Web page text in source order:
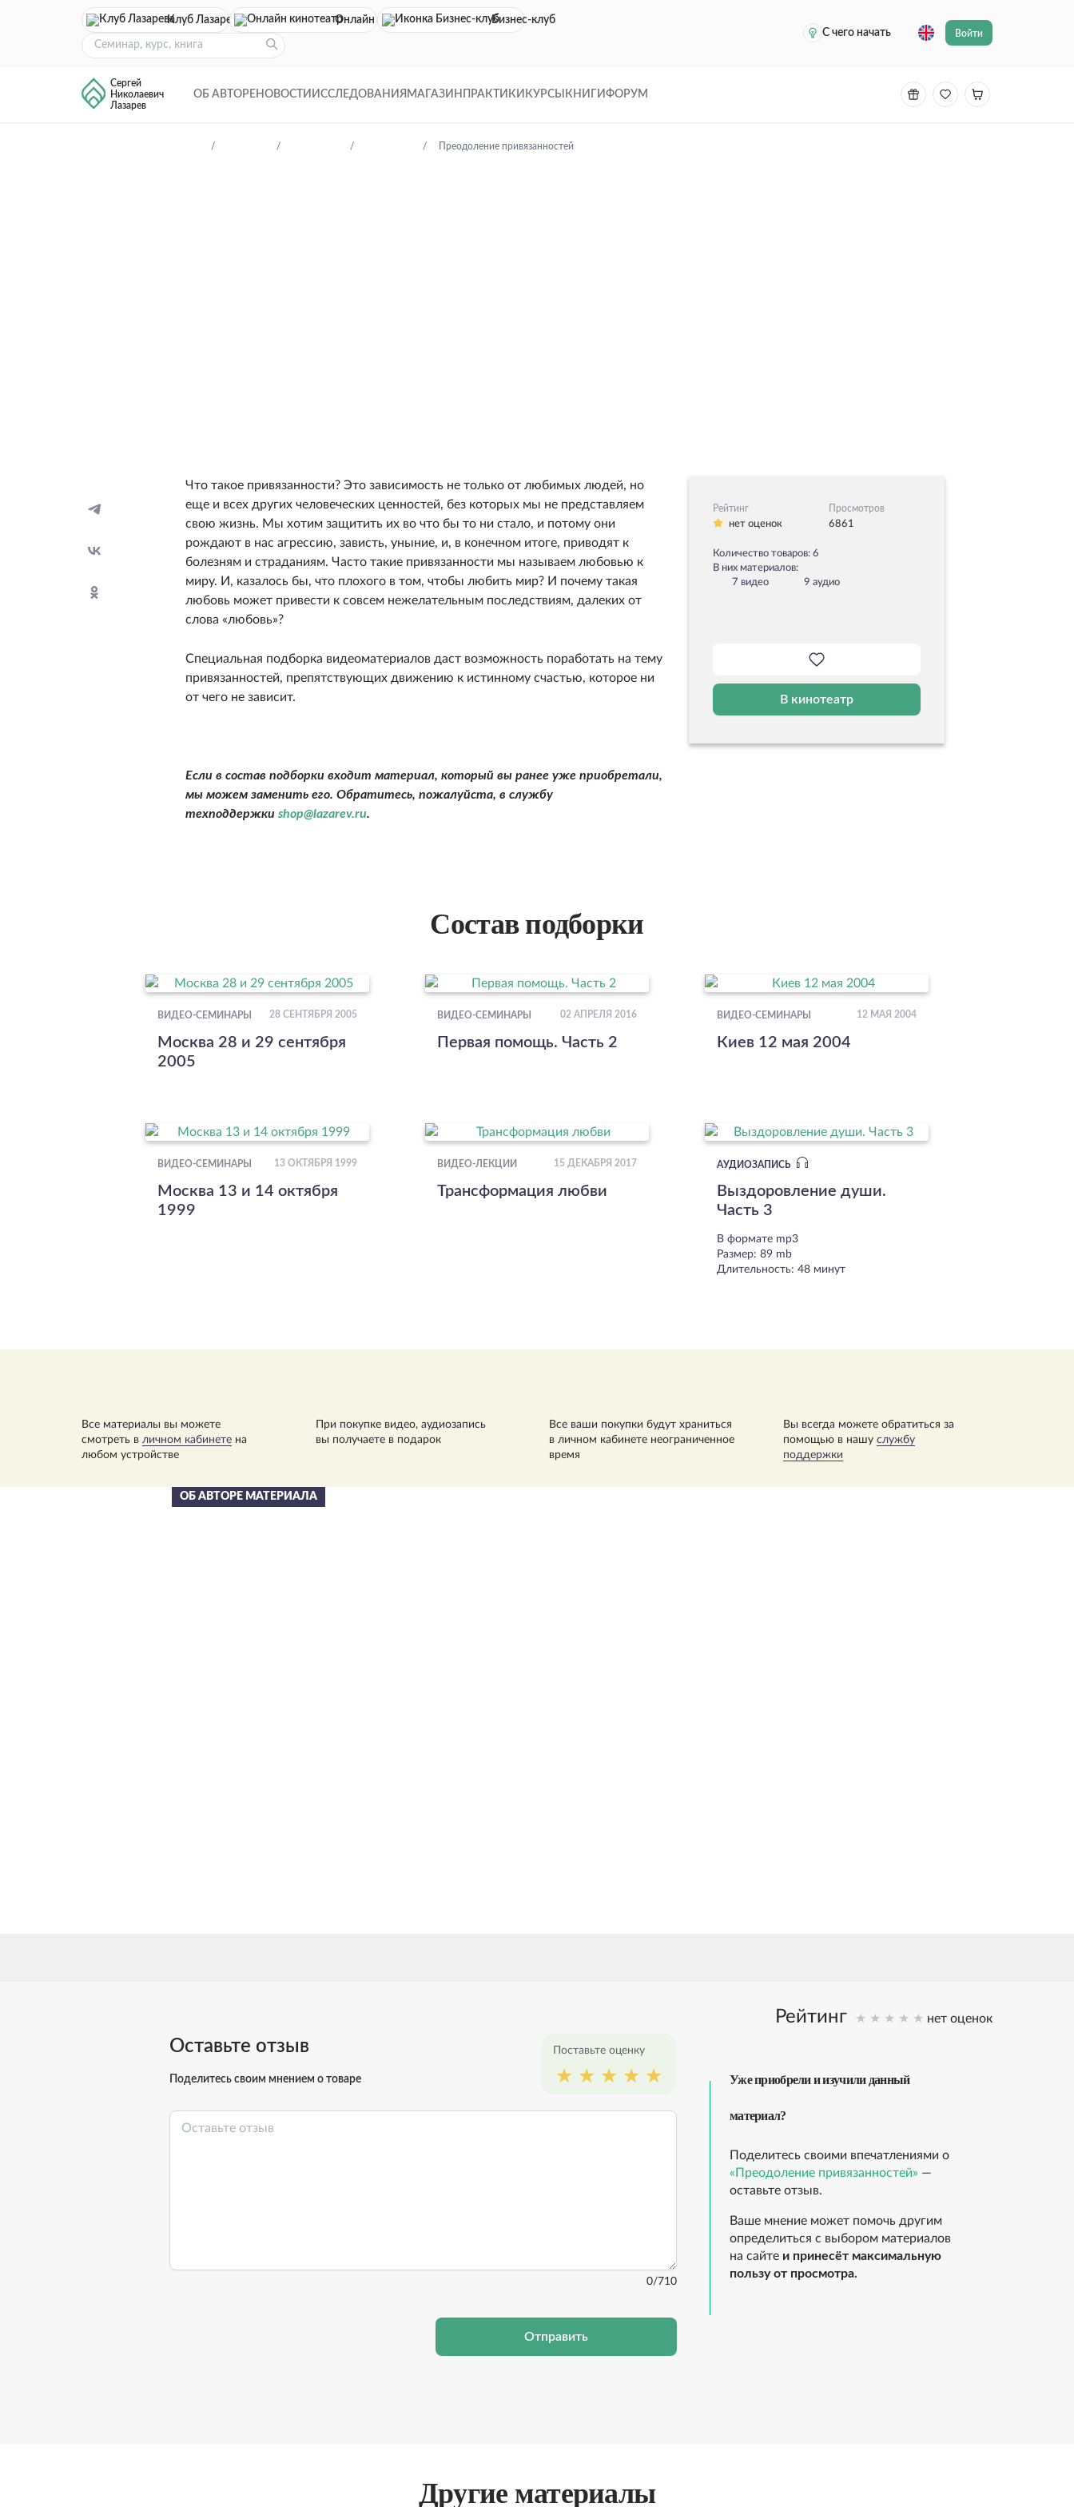
Клуб Лазарева Онлайн кинотеатр
Бизнес-клуб
С чего начать
Войти
Сергей
Николаевич
Лазарев
ОБ АВТОРЕ НОВОСТИ ИССЛЕДОВАНИЯ МАГАЗИН ПРАКТИКИ КУРСЫ КНИГИ ФОРУМ
Преодоление привязанностей
Рейтинг
нет оценок
Просмотров
6861
Количество товаров: 6
В них материалов:
7 видео
9 аудио
В кинотеатр
Что такое привязанности? Это зависимость не только от любимых людей, но
еще и всех других человеческих ценностей, без которых мы не представляем
свою жизнь. Мы хотим защитить их во что бы то ни стало, и потому они
рождают в нас агрессию, зависть, уныние, и, в конечном итоге, приводят к
болезням и страданиям. Часто такие привязанности мы называем любовью к
миру. И, казалось бы, что плохого в том, чтобы любить мир? И почему такая
любовь может привести к совсем нежелательным последствиям, далеких от
слова «любовь»?
Специальная подборка видеоматериалов даст возможность поработать на тему
привязанностей, препятствующих движению к истинному счастью, которое ни
от чего не зависит.
Если в состав подборки входит материал, который вы ранее уже приобретали,
мы можем заменить его. Обратитесь, пожалуйста, в службу
техподдержки shop@lazarev.ru.
Состав подборки
ВИДЕО-СЕМИНАРЫ 28 СЕНТЯБРЯ 2005
Москва 28 и 29 сентября
2005
ВИДЕО-СЕМИНАРЫ 02 АПРЕЛЯ 2016
Первая помощь. Часть 2
ВИДЕО-СЕМИНАРЫ 12 МАЯ 2004
Киев 12 мая 2004
ВИДЕО-СЕМИНАРЫ 13 ОКТЯБРЯ 1999
Москва 13 и 14 октября
1999
ВИДЕО-ЛЕКЦИИ 15 ДЕКАБРЯ 2017
Трансформация любви
АУДИОЗАПИСЬ
Выздоровление души.
Часть 3
В формате mp3
Размер: 89 mb
Длительность: 48 минут
Все материалы вы можете
смотреть в личном кабинете на
любом устройстве
При покупке видео, аудиозапись
вы получаете в подарок
Все ваши покупки будут храниться
в личном кабинете неограниченное
время
Вы всегда можете обратиться за
помощью в нашу службу
поддержки
ОБ АВТОРЕ МАТЕРИАЛА
Рейтинг нет оценок
Оставьте отзыв
Поделитесь своим мнением о товаре
Поставьте оценку
0/710
Отправить
Уже приобрели и изучили данный
материал?
Поделитесь своими впечатлениями о
«Преодоление привязанностей» —
оставьте отзыв.
Ваше мнение может помочь другим
определиться с выбором материалов
на сайте и принесёт максимальную
пользу от просмотра.
Другие материалы